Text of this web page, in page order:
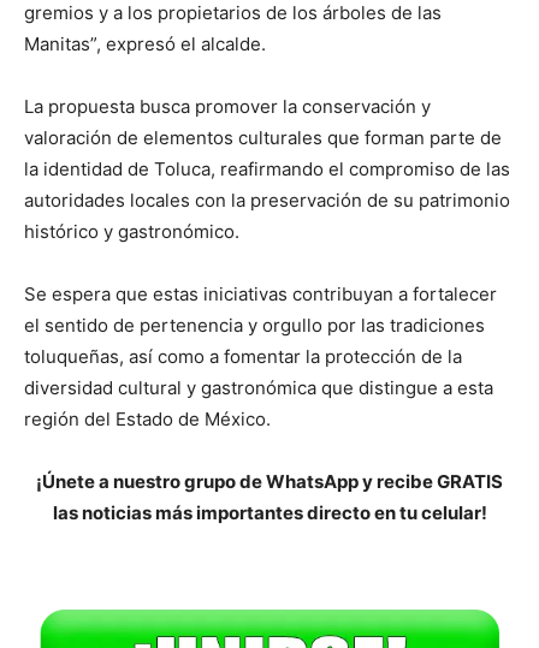
gremios y a los propietarios de los árboles de las
Manitas”, expresó el alcalde.
La propuesta busca promover la conservación y
valoración de elementos culturales que forman parte de
la identidad de Toluca, reafirmando el compromiso de las
autoridades locales con la preservación de su patrimonio
histórico y gastronómico.
Se espera que estas iniciativas contribuyan a fortalecer
el sentido de pertenencia y orgullo por las tradiciones
toluqueñas, así como a fomentar la protección de la
diversidad cultural y gastronómica que distingue a esta
región del Estado de México.
¡Únete a nuestro grupo de WhatsApp y recibe GRATIS
las noticias más importantes directo en tu celular!